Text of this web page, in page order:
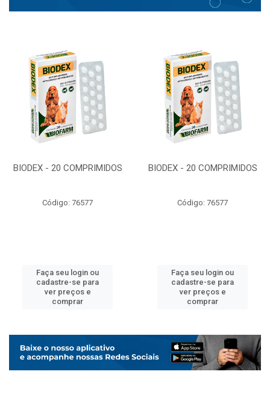
BIODEX - 20 COMPRIMIDOS
Código: 76577
Faça seu login ou
cadastre-se para
ver preços e
comprar
BIODEX - 20 COMPRIMIDOS
Código: 76577
Faça seu login ou
cadastre-se para
ver preços e
comprar